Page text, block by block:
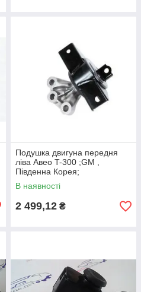
Подушка двигуна передня
ліва Авео T-300 ;GM ,
Південна Корея;
В наявності
2 499,12 ₴